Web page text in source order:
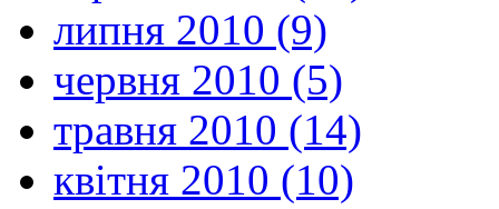
липня 2010 (9)
червня 2010 (5)
травня 2010 (14)
квітня 2010 (10)